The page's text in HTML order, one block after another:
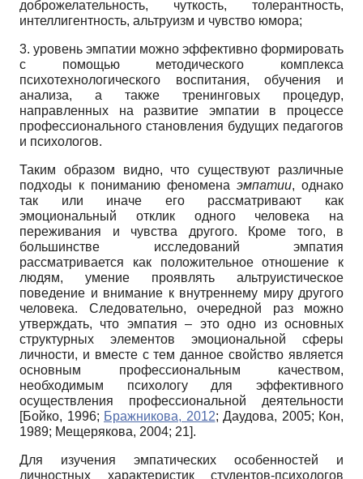
доброжелательность, чуткость, толерантность,
интеллигентность, альтруизм и чувство юмора;
3. уровень эмпатии можно эффективно формировать
с помощью методического комплекса
психотехнологического воспитания, обучения и
анализа, а также тренинговых процедур,
направленных на развитие эмпатии в процессе
профессионального становления будущих педагогов
и психологов.
Таким образом видно, что существуют различные
подходы к пониманию феномена эмпатии, однако
так или иначе его рассматривают как
эмоциональный отклик одного человека на
переживания и чувства другого. Кроме того, в
большинстве исследований эмпатия
рассматривается как положительное отношение к
людям, умение проявлять альтруистическое
поведение и внимание к внутреннему миру другого
человека. Следовательно, очередной раз можно
утверждать, что эмпатия – это одно из основных
структурных элементов эмоциональной сферы
личности, и вместе с тем данное свойство является
основным профессиональным качеством,
необходимым психологу для эффективного
осуществления профессиональной деятельности
[Бойко, 1996; Бражникова, 2012; Даудова, 2005; Кон,
1989; Мещерякова, 2004; 21].
Для изучения эмпатических особенностей и
личностных характеристик студентов-психологов